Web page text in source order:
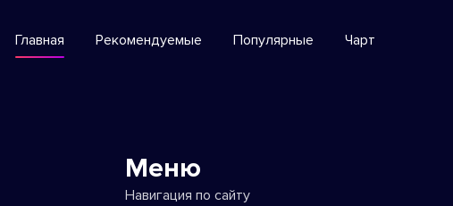
Главная Рекомендуемые Популярные Чарт
Меню
Навигация по сайту